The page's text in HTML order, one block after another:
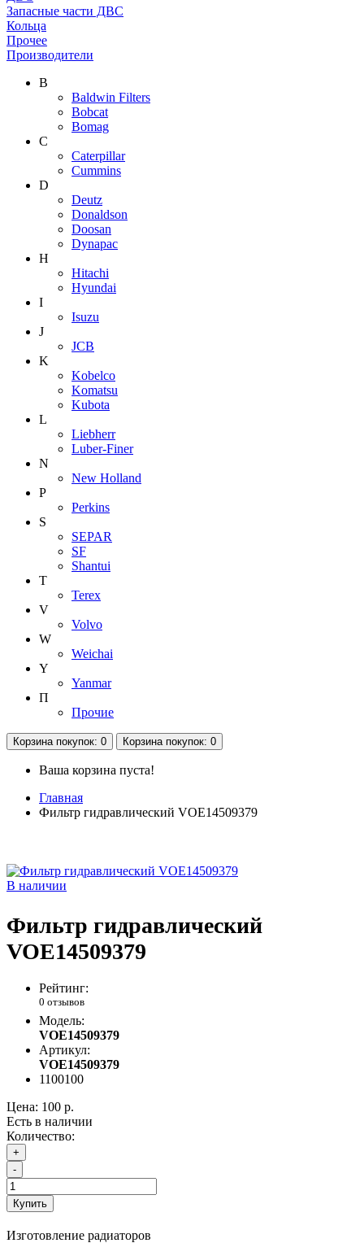
Запасные части ДВС
Кольца
Прочее
Производители
B
Baldwin Filters
Bobcat
Bomag
C
Caterpillar
Cummins
D
Deutz
Donaldson
Doosan
Dynapac
H
Hitachi
Hyundai
I
Isuzu
J
JCB
K
Kobelco
Komatsu
Kubota
L
Liebherr
Luber-Finer
N
New Holland
P
Perkins
S
SEPAR
SF
Shantui
T
Terex
V
Volvo
W
Weichai
Y
Yanmar
П
Прочие
Корзинапокупок: 0 Корзинапокупок: 0
Ваша корзина пуста!
Главная
Фильтр гидравлический VOE14509379
В наличии
Фильтр гидравлический
VOE14509379
Рейтинг:
0 отзывов
Модель:
VOE14509379
Артикул:
VOE14509379
1100100
Цена: 100 р.
Есть в наличии
Количество:
+
-
Купить
Изготовление радиаторов